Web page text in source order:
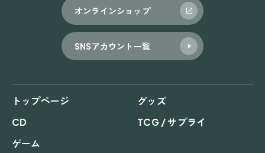
オンラインショップ
SNSアカウント一覧
トップページ
グッズ
CD
TCG / サプライ
ゲーム